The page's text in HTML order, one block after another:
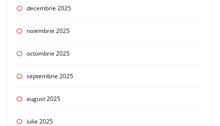
decembrie 2025
noiembrie 2025
octombrie 2025
septembrie 2025
august 2025
iulie 2025